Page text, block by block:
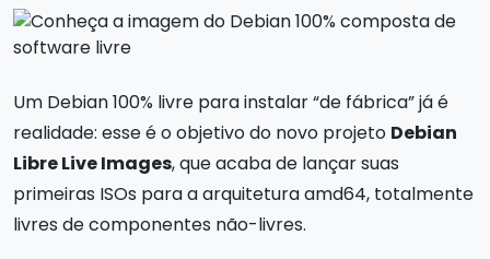
Um Debian 100% livre para instalar “de fábrica” já é
realidade: esse é o objetivo do novo projeto Debian
Libre Live Images, que acaba de lançar suas
primeiras ISOs para a arquitetura amd64, totalmente
livres de componentes não-livres.